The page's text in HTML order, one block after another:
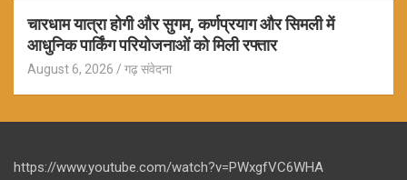
चारधाम यात्रा होगी और सुगम, कर्णप्रयाग और सिमली में
आधुनिक पार्किंग परियोजनाओं को मिली रफ्तार
August 6, 2026 गढ़ संवेदना
https://www.youtube.com/watch?v=PWxgfVC6WHA